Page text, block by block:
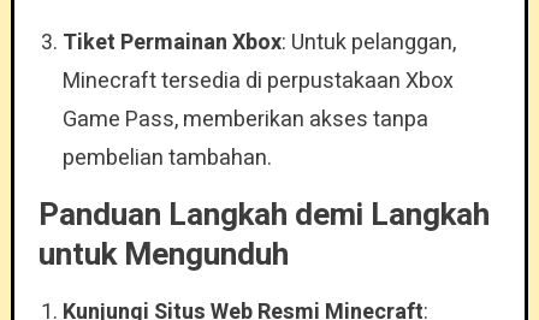
Tiket Permainan Xbox: Untuk pelanggan,
Minecraft tersedia di perpustakaan Xbox
Game Pass, memberikan akses tanpa
pembelian tambahan.
Panduan Langkah demi Langkah
untuk Mengunduh
Kunjungi Situs Web Resmi Minecraft: